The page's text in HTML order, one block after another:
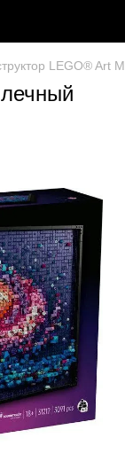
LEGO® Art